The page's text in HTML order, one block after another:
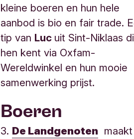
kleine boeren en hun hele
aanbod is bio en fair trade.
tip van Luc uit Sint-Niklaas
hen kent via Oxfam-
Wereldwinkel en hun mooie
samenwerking prijst.
Boeren
3. De Landgenoten